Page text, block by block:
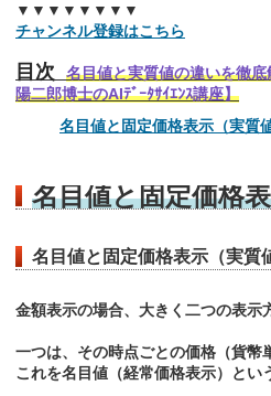
▼▼▼▼▼▼▼▼
チャンネル登録はこちら
目次
名目値と実質値の違いを徹
陽二郎博士のAIﾃﾞｰﾀｻｲｴﾝｽ講座】
名目値と固定価格表示（実質値
名目値と固定価格
名目値と固定価格表示（実質
金額表示の場合、大きく二つの表示
一つは、その時点ごとの価格（貨幣
これを名目値（経常価格表示）とい